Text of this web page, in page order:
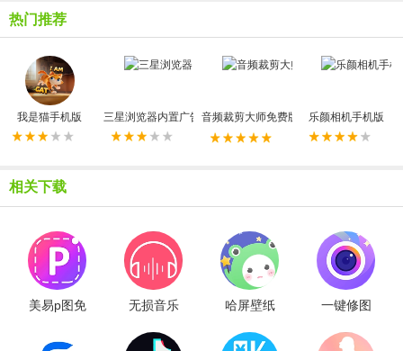
热门推荐
我是猫手机版 三星浏览器内置广告拦截器最新版
音频裁剪大师免费版 乐颜相机手机版
相关下载
美易p图免
无损音乐
哈屏壁纸
一键修图